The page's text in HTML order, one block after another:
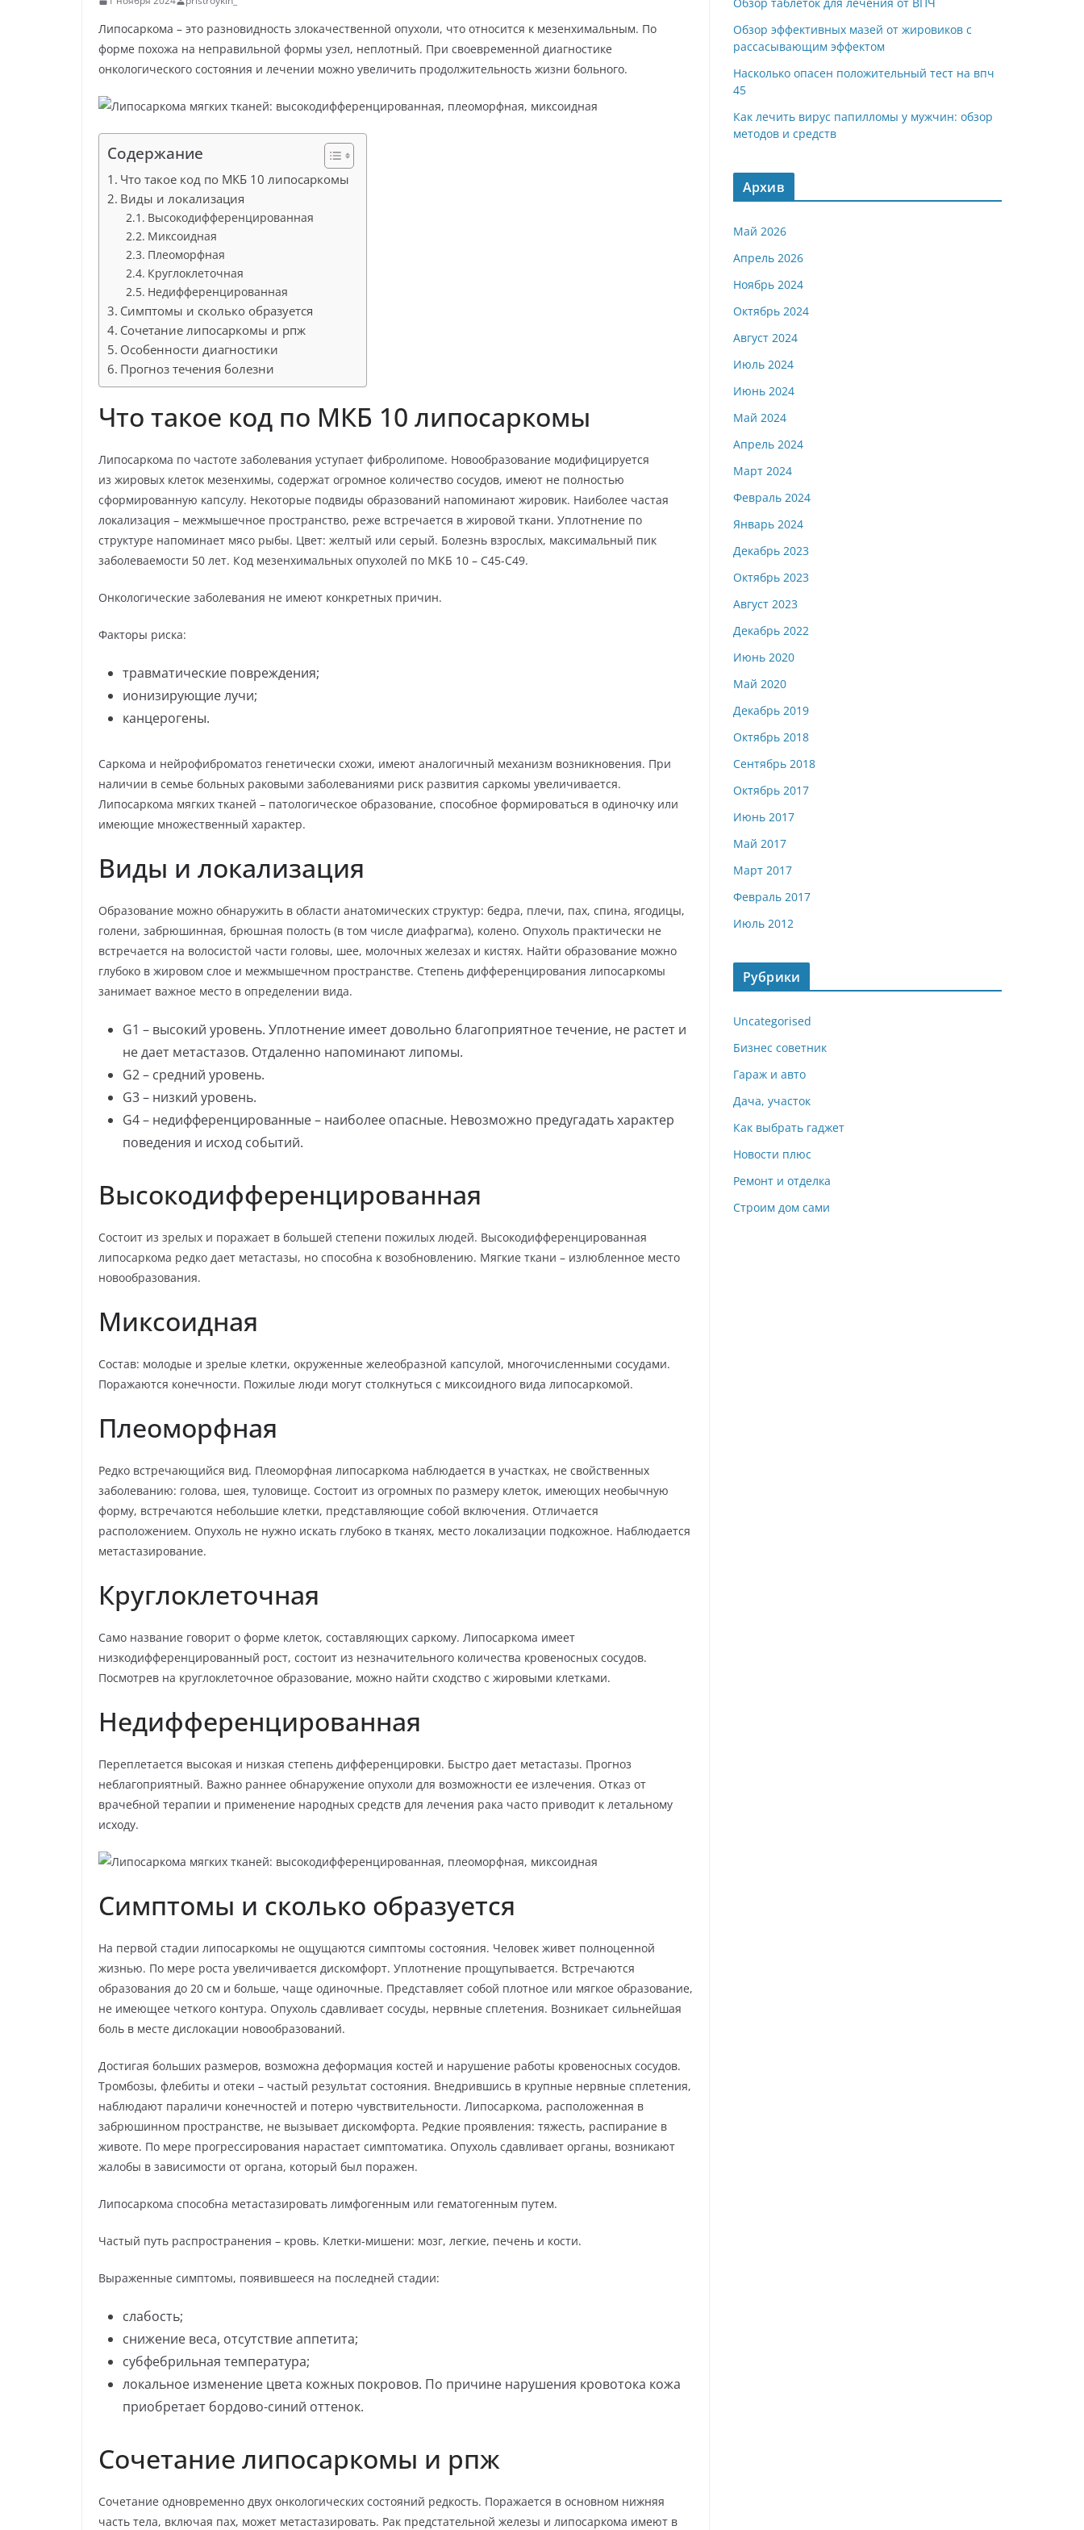
Липосаркома – это разновидность злокачественной опухоли, что относится к мезенхимальным. По
форме похожа на неправильной формы узел, неплотный. При своевременной диагностике
онкологического состояния и лечении можно увеличить продолжительность жизни больного.
Содержание
Что такое код по МКБ 10 липосаркомы
Виды и локализация
Высокодифференцированная
Миксоидная
Плеоморфная
Круглоклеточная
Недифференцированная
Симптомы и сколько образуется
Сочетание липосаркомы и рпж
Особенности диагностики
Прогноз течения болезни
Что такое код по МКБ 10 липосаркомы
Липосаркома по частоте заболевания уступает фибролипоме. Новообразование модифицируется
из жировых клеток мезенхимы, содержат огромное количество сосудов, имеют не полностью
сформированную капсулу. Некоторые подвиды образований напоминают жировик. Наиболее частая
локализация – межмышечное пространство, реже встречается в жировой ткани. Уплотнение по
структуре напоминает мясо рыбы. Цвет: желтый или серый. Болезнь взрослых, максимальный пик
заболеваемости 50 лет. Код мезенхимальных опухолей по МКБ 10 – С45-С49.
Онкологические заболевания не имеют конкретных причин.
Факторы риска:
травматические повреждения;
ионизирующие лучи;
канцерогены.
Саркома и нейрофиброматоз генетически схожи, имеют аналогичный механизм возникновения. При
наличии в семье больных раковыми заболеваниями риск развития саркомы увеличивается.
Липосаркома мягких тканей – патологическое образование, способное формироваться в одиночку или
имеющие множественный характер.
Виды и локализация
Образование можно обнаружить в области анатомических структур: бедра, плечи, пах, спина, ягодицы,
голени, забрюшинная, брюшная полость (в том числе диафрагма), колено. Опухоль практически не
встречается на волосистой части головы, шее, молочных железах и кистях. Найти образование можно
глубоко в жировом слое и межмышечном пространстве. Степень дифференцирования липосаркомы
занимает важное место в определении вида.
G1 – высокий уровень. Уплотнение имеет довольно благоприятное течение, не растет и
не дает метастазов. Отдаленно напоминают липомы.
G2 – средний уровень.
G3 – низкий уровень.
G4 – недифференцированные – наиболее опасные. Невозможно предугадать характер
поведения и исход событий.
Высокодифференцированная
Состоит из зрелых и поражает в большей степени пожилых людей. Высокодифференцированная
липосаркома редко дает метастазы, но способна к возобновлению. Мягкие ткани – излюбленное место
новообразования.
Миксоидная
Состав: молодые и зрелые клетки, окруженные желеобразной капсулой, многочисленными сосудами.
Поражаются конечности. Пожилые люди могут столкнуться с миксоидного вида липосаркомой.
Плеоморфная
Редко встречающийся вид. Плеоморфная липосаркома наблюдается в участках, не свойственных
заболеванию: голова, шея, туловище. Состоит из огромных по размеру клеток, имеющих необычную
форму, встречаются небольшие клетки, представляющие собой включения. Отличается
расположением. Опухоль не нужно искать глубоко в тканях, место локализации подкожное. Наблюдается
метастазирование.
Круглоклеточная
Само название говорит о форме клеток, составляющих саркому. Липосаркома имеет
низкодифференцированный рост, состоит из незначительного количества кровеносных сосудов.
Посмотрев на круглоклеточное образование, можно найти сходство с жировыми клетками.
Недифференцированная
Переплетается высокая и низкая степень дифференцировки. Быстро дает метастазы. Прогноз
неблагоприятный. Важно раннее обнаружение опухоли для возможности ее излечения. Отказ от
врачебной терапии и применение народных средств для лечения рака часто приводит к летальному
исходу.
Симптомы и сколько образуется
На первой стадии липосаркомы не ощущаются симптомы состояния. Человек живет полноценной
жизнью. По мере роста увеличивается дискомфорт. Уплотнение прощупывается. Встречаются
образования до 20 см и больше, чаще одиночные. Представляет собой плотное или мягкое образование,
не имеющее четкого контура. Опухоль сдавливает сосуды, нервные сплетения. Возникает сильнейшая
боль в месте дислокации новообразований.
Достигая больших размеров, возможна деформация костей и нарушение работы кровеносных сосудов.
Тромбозы, флебиты и отеки – частый результат состояния. Внедрившись в крупные нервные сплетения,
наблюдают параличи конечностей и потерю чувствительности. Липосаркома, расположенная в
забрюшинном пространстве, не вызывает дискомфорта. Редкие проявления: тяжесть, распирание в
животе. По мере прогрессирования нарастает симптоматика. Опухоль сдавливает органы, возникают
жалобы в зависимости от органа, который был поражен.
Липосаркома способна метастазировать лимфогенным или гематогенным путем.
Частый путь распространения – кровь. Клетки-мишени: мозг, легкие, печень и кости.
Выраженные симптомы, появившееся на последней стадии:
слабость;
снижение веса, отсутствие аппетита;
субфебрильная температура;
локальное изменение цвета кожных покровов. По причине нарушения кровотока кожа
приобретает бордово-синий оттенок.
Сочетание липосаркомы и рпж
Сочетание одновременно двух онкологических состояний редкость. Поражается в основном нижняя
часть тела, включая пах, может метастазировать. Рак предстательной железы и липосаркома имеют в
Обзор эффективных мазей от жировиков с
рассасывающим эффектом
Насколько опасен положительный тест на впч
45
Как лечить вирус папилломы у мужчин: обзор
методов и средств
Архив
Май 2026
Апрель 2026
Ноябрь 2024
Октябрь 2024
Август 2024
Июль 2024
Июнь 2024
Май 2024
Апрель 2024
Март 2024
Февраль 2024
Январь 2024
Декабрь 2023
Октябрь 2023
Август 2023
Декабрь 2022
Июнь 2020
Май 2020
Декабрь 2019
Октябрь 2018
Сентябрь 2018
Октябрь 2017
Июнь 2017
Май 2017
Март 2017
Февраль 2017
Июль 2012
Рубрики
Uncategorised
Бизнес советник
Гараж и авто
Дача, участок
Как выбрать гаджет
Новости плюс
Ремонт и отделка
Строим дом сами